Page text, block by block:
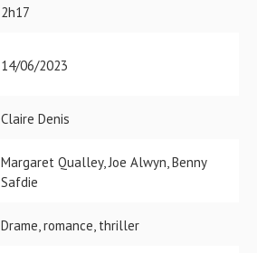
2h17
14/06/2023
Claire Denis
Margaret Qualley, Joe Alwyn, Benny
Safdie
Drame, romance, thriller